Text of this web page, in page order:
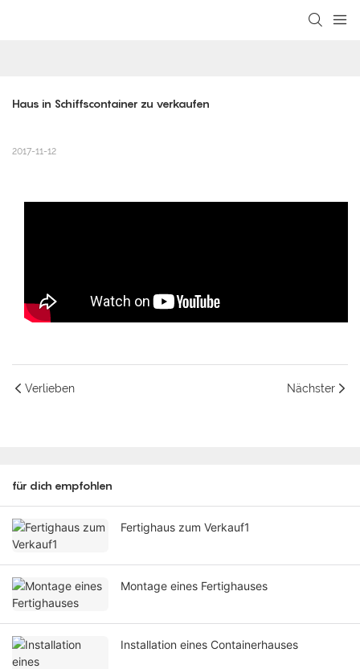
Haus in Schiffscontainer zu verkaufen
2017-11-12
Verlieben Nächster
für dich empfohlen
Fertighaus zum Verkauf1
Montage eines Fertighauses
Installation eines Containerhauses